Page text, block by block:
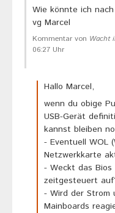
Wie könnte ich
vg Marcel
Kommentar von Wacht
06:27 Uhr
Hallo Marcel,
wenn du obige
USB-Gerät
kannst bleiben
- Eventuell WOL
Netzwerkkarte
- Weckt das Bios
zeitgesteuert
- Wird der Strom
Mainboards